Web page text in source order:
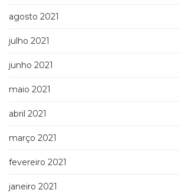
agosto 2021
julho 2021
junho 2021
maio 2021
abril 2021
março 2021
fevereiro 2021
janeiro 2021